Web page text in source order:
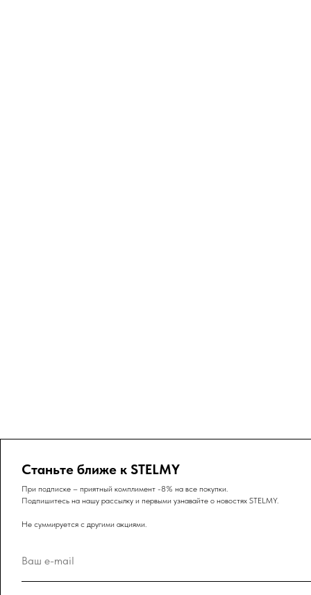
Станьте ближе к STELMY
При подписке – приятный комплимент -8% на все покупки.
Подпишитесь на нашу рассылку и первыми узнавайте о новостях STELMY.
Не суммируется с другими акциями.
Ваш e-mail